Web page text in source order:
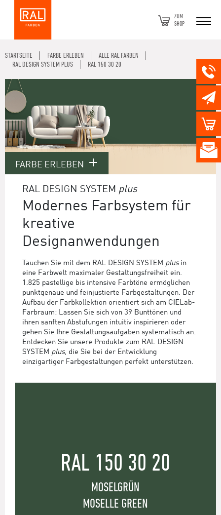
ZUM
SHOP
STARTSEITE FARBE ERLEBEN
ALLE RAL FARBEN
RAL DESIGN SYSTEM PLUS
RAL 150 30 20
FARBE ERLEBEN
RAL DESIGN SYSTEM plus
Modernes Farbsystem für
kreative
Designanwendungen
Tauchen Sie mit dem RAL DESIGN SYSTEM plusin
eine Farbwelt maximaler Gestaltungsfreiheit ein.
1.825 pastellige bis intensive Farbtöne ermöglichen
punktgenaue und feinjustierte Farbgestaltungen. Der
Aufbau der Farbkollektion orientiert sich am CIELab-
Farbraum: Lassen Sie sich von 39 Bunttönen und
ihren sanften Abstufungen intuitiv inspirieren oder
gehen Sie Ihre Gestaltungsaufgaben systematisch an.
Entdecken Sie unsere Produkte zum RAL DESIGN
SYSTEM plus, die Sie bei der Entwicklung
einzigartiger Farbgestaltungen perfekt unterstützen.
RAL 150 30 20
MOSELGRÜN
MOSELLE GREEN